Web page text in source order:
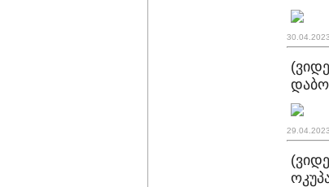
30.04.2023
29.04.2023